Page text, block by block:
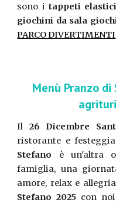
sono i tappeti elastici
giochini da sala
PARCO DIVERTIMENTI
Menù Pranzo
Il 26 Dicembre
ristorante e
Stefano è un'altra
famiglia, una
amore, relax e
Stefano 2025 con